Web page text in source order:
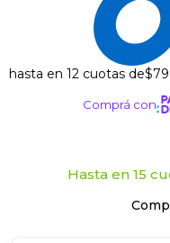
hasta en 12 cuotas de
Comprá con
Hasta en 15